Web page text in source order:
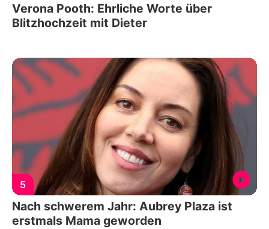
Verona Pooth: Ehrliche Worte über
Blitzhochzeit mit Dieter
5
Nach schwerem Jahr: Aubrey Plaza ist
erstmals Mama geworden